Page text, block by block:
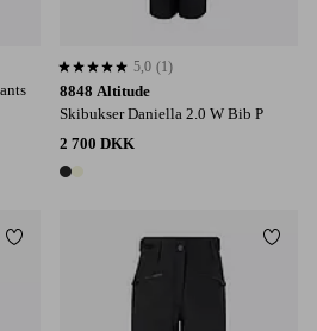
8848 Altitude
Skibukser Daniella 2.0 W Bib P
2 700 DKK
2 farver
5,0 baseret på 1 bedømmelser
5,0 (1)
Tilføj til favoritter